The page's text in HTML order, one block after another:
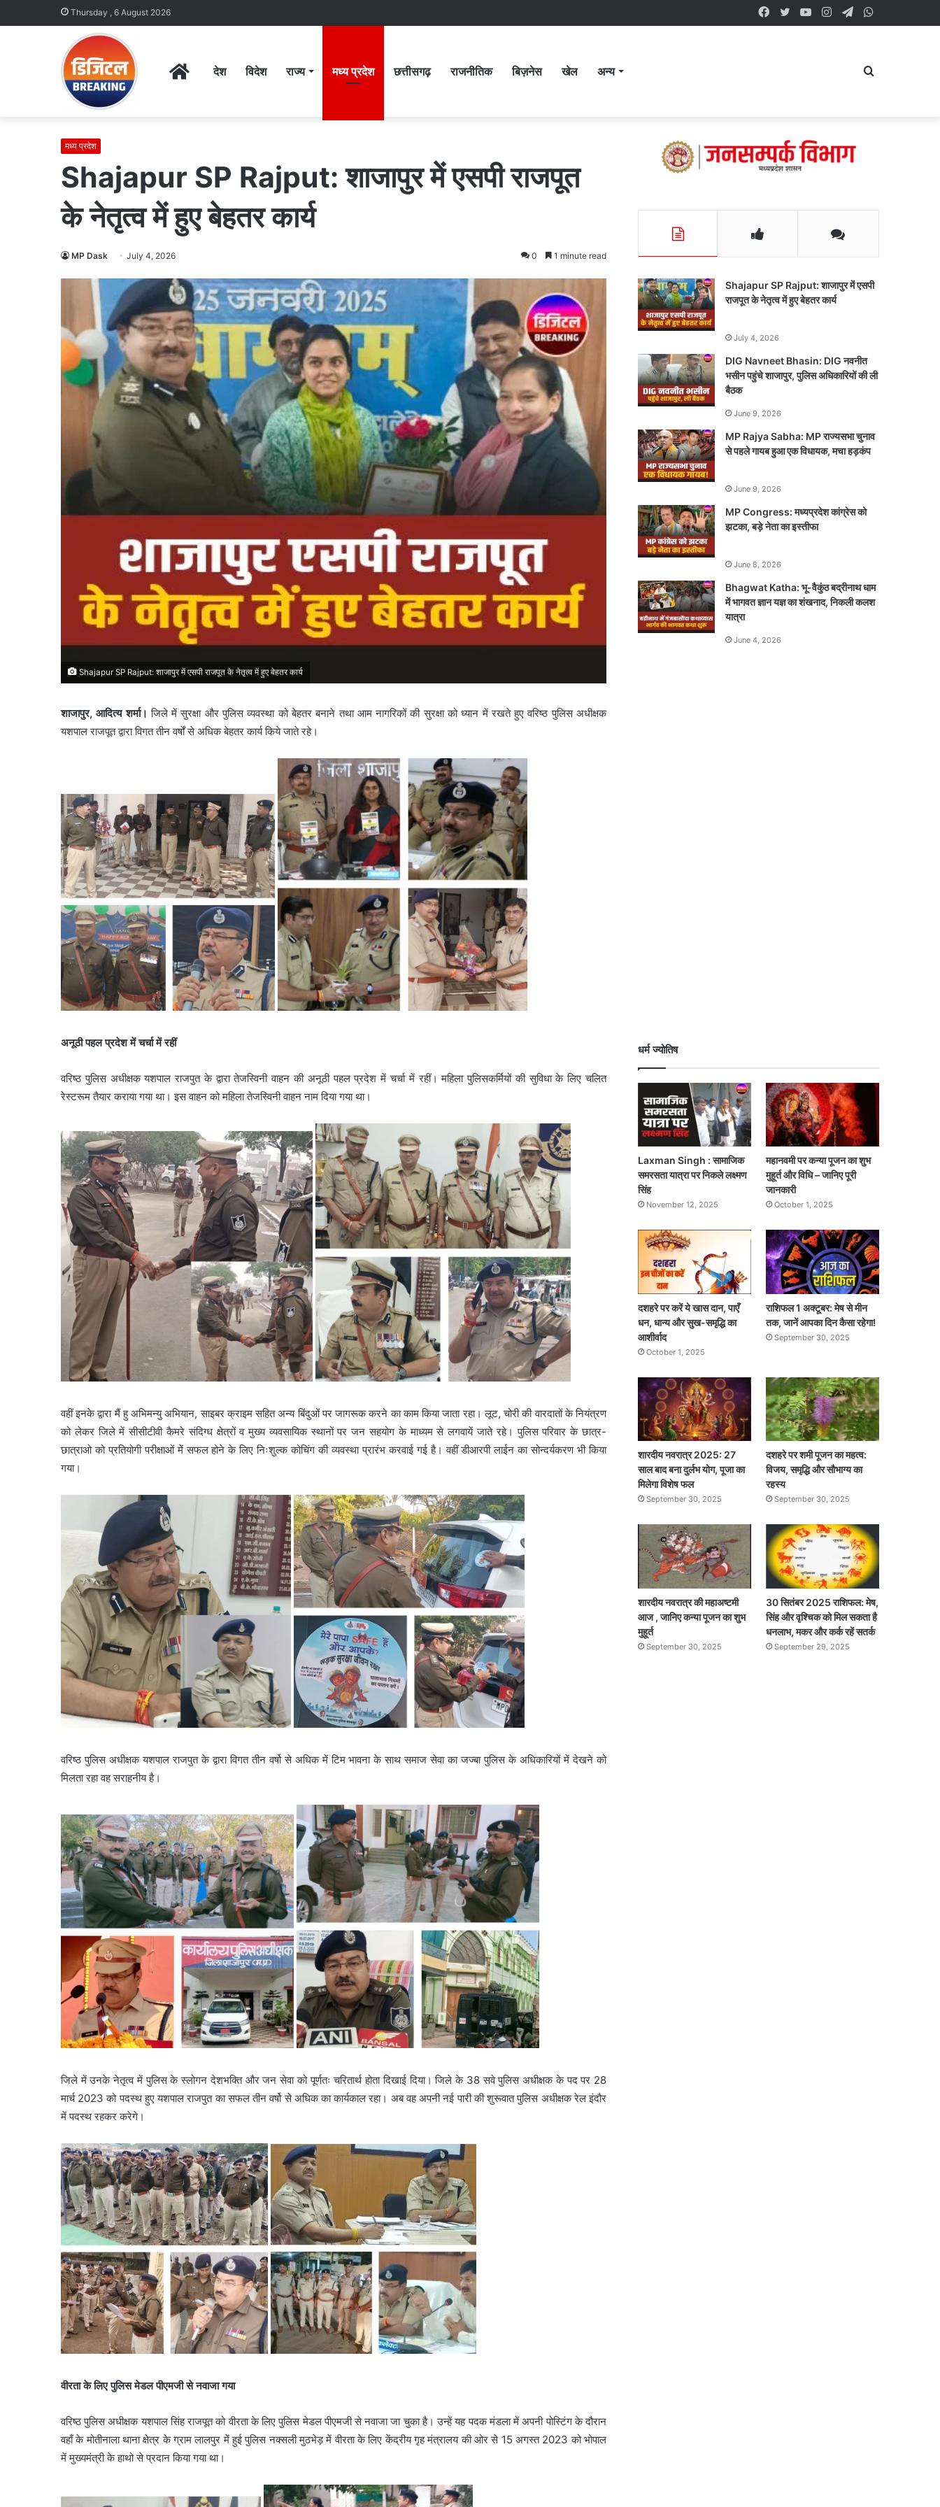
Thursday , 6 August 2026 Telegram
Instagram
YouTube
Twitter
Facebook
Homeदेश विदेश राज्य मध्य प्रदेश छत्तीसगढ़ राजनीतिक बिज़नेस खेल अन्य Search
मध्य प्रदेश
Shajapur SP Rajput: शाजापुर में एसपी राजपूत
के नेतृत्व में हुए बेहतर कार्य
MP Dask July 4, 2026 0 1 minute read
Shajapur SP Rajput: शाजापुर में एसपी राजपूत के नेतृत्व में हुए बेहतर कार्य
शाजापुर, आदित्य शर्मा। जिले में सुरक्षा और पुलिस व्यवस्था को बेहतर बनाने तथा आम नागरिकों की सुरक्षा को ध्यान में रखते हुए वरिष्ठ पुलिस अधीक्षक
यशपाल राजपूत द्वारा विगत तीन वर्षों से अधिक बेहतर कार्य किये जाते रहे।
अनूठी पहल प्रदेश में चर्चा में रहीं
वरिष्ठ पुलिस अधीक्षक यशपाल राजपुत के द्वारा तेजस्विनी वाहन की अनूठी पहल प्रदेश में चर्चा में रहीं। महिला पुलिसकर्मियों की सुविधा के लिए चलित
रेस्टरूम तैयार कराया गया था। इस वाहन को महिला तेजस्विनी वाहन नाम दिया गया था।
वहीं इनके द्वारा मैं हु अभिमन्यु अभियान, साइबर क्राइम सहित अन्य बिंदुओं पर जागरूक करने का काम किया जाता रहा। लूट, चोरी की वारदातों के नियंत्रण
को लेकर जिले में सीसीटीवी कैमरे संदिग्ध क्षेत्रों व मुख्य व्यवसायिक स्थानों पर जन सहयोग के माध्यम से लगवायें जाते रहे। पुलिस परिवार के छात्र-
छात्राओ को प्रतियोगी परीक्षाओं में सफल होने के लिए निःशुल्क कोचिंग की व्यवस्था प्रारंभ करवाई गई है। वहीं डीआरपी लाईन का सोन्दर्यकरण भी किया
गया।
वरिष्ठ पुलिस अधीक्षक यशपाल राजपुत के द्वारा विगत तीन वर्षो से अधिक में टिम भावना के साथ समाज सेवा का जज्बा पुलिस के अधिकारियों में देखने को
मिलता रहा वह सराहनीय है।
जिले में उनके नेतृत्व में पुलिस के स्लोगन देशभक्ति और जन सेवा को पूर्णतः चरितार्थ होता दिखाई दिया। जिले के 38 सवे पुलिस अधीक्षक के पद पर 28
मार्च 2023 को पदस्थ हुए यशपाल राजपुत का सफल तीन वर्षो से अधिक का कार्यकाल रहा। अब वह अपनी नई पारी की शुरूवात पुलिस अधीक्षक रेल इंदौर
में पदस्थ रहकर करेगे।
वीरता के लिए पुलिस मेडल पीएमजी से नवाजा गया
वरिष्ठ पुलिस अधीक्षक यशपाल सिंह राजपूत को वीरता के लिए पुलिस मेडल पीएमजी से नवाजा जा चुका है। उन्हें यह पदक मंडला में अपनी पोस्टिंग के दौरान
वहाँ के मोतीनाला थाना क्षेत्र के ग्राम लालपुर में हुई पुलिस नक्सली मुठभेड़ में वीरता के लिए केंद्रीय गृह मंत्रालय की ओर से 15 अगस्त 2023 को भोपाल
में मुख्यमंत्री के हाथो से प्रदान किया गया था।
Shajapur SP Rajput: शाजापुर में एसपी
राजपूत के नेतृत्व में हुए बेहतर कार्य
July 4, 2026
DIG Navneet Bhasin: DIG नवनीत
भसीन पहुंचे शाजापुर, पुलिस अधिकारियों की ली
बैठक
June 9, 2026
MP Rajya Sabha: MP राज्यसभा चुनाव
से पहले गायब हुआ एक विधायक, मचा हड़कंप
June 9, 2026
MP Congress: मध्यप्रदेश कांग्रेस को
झटका, बड़े नेता का इस्तीफा
June 8, 2026
Bhagwat Katha: भू-वैकुंठ बद्रीनाथ धाम
में भागवत ज्ञान यज्ञ का शंखनाद, निकली कलश
यात्रा
June 4, 2026
धर्म ज्योतिष
Laxman Singh : सामाजिक
समरसता यात्रा पर निकले लक्ष्मण
सिंह
November 12, 2025
महानवमी पर कन्या पूजन का शुभ
मुहूर्त और विधि – जानिए पूरी
जानकारी
October 1, 2025
दशहरे पर करें ये खास दान, पाएँ
धन, धान्य और सुख-समृद्धि का
आशीर्वाद
October 1, 2025
राशिफल 1 अक्टूबर: मेष से मीन
तक, जानें आपका दिन कैसा रहेगा!
September 30, 2025
शारदीय नवरात्र 2025: 27
साल बाद बना दुर्लभ योग, पूजा का
मिलेगा विशेष फल
September 30, 2025
दशहरे पर शमी पूजन का महत्व:
विजय, समृद्धि और सौभाग्य का
रहस्य
September 30, 2025
शारदीय नवरात्र की महाअष्टमी
आज , जानिए कन्या पूजन का शुभ
मुहूर्त
September 30, 2025
30 सितंबर 2025 राशिफल: मेष,
सिंह और वृश्चिक को मिल सकता है
धनलाभ, मकर और कर्क रहें सतर्क
September 29, 2025